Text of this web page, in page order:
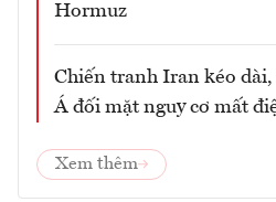
Hormuz
Chiến tranh Iran kéo dài,
Á đối mặt nguy cơ mất
Xem thêm